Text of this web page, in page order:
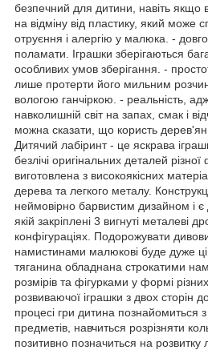
безпечний для дитини, навіть якщо
на відміну від пластику, який може
отруєння і алергію у малюка. -
поламати. Іграшки зберігаються
особливих умов зберігання. -
лише протерти його мильним
вологою ганчіркою. - реальність,
навколишній світ на запах, смак і
можна сказати, що користь
Дитячий лабіринт - це яскрава
безлічі оригінальних деталей
виготовлена з високоякісних
дерева та легкого металу.
неймовірно барвистим дизайном і
якій закріплені 3 вигнуті металеві
конфігураціях. Подорожувати
намистинами малюкові буде дуже
тяганина обладнана строкатими
розмірів та фігурками у формі
розвиваючої іграшки з двох сторін
процесі гри дитина познайомиться
предметів, навчиться розрізняти
позитивно позначиться на розвитку